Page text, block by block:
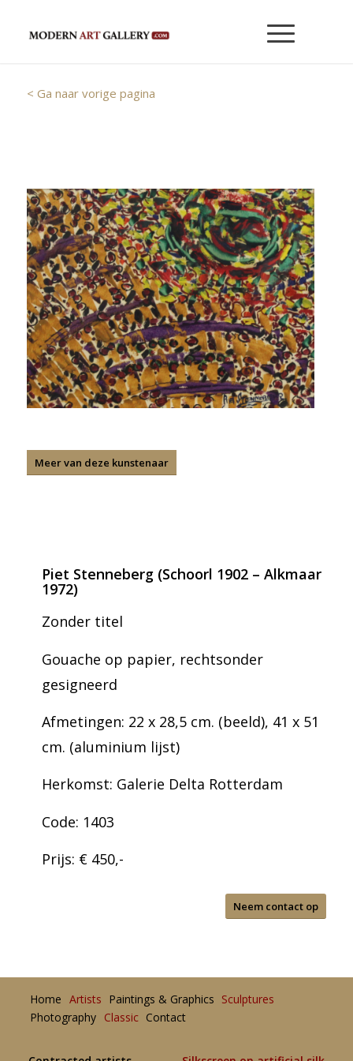
< Ga naar vorige pagina
Meer van deze kunstenaar
Piet Stenneberg (Schoorl 1902 – Alkmaar
1972)
Zonder titel
Gouache op papier, rechtsonder
gesigneerd
Afmetingen: 22 x 28,5 cm. (beeld), 41 x 51
cm. (aluminium lijst)
Herkomst: Galerie Delta Rotterdam
Code: 1403
Prijs: € 450,-
Neem contact op
Home Artists Paintings & Graphics Sculptures
Photography Classic Contact